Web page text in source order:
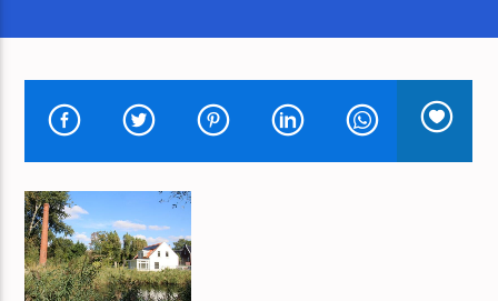
HUIDIG NUMMER
HITS FROM THE HEARTLAND
CAMILLE JANSZEN